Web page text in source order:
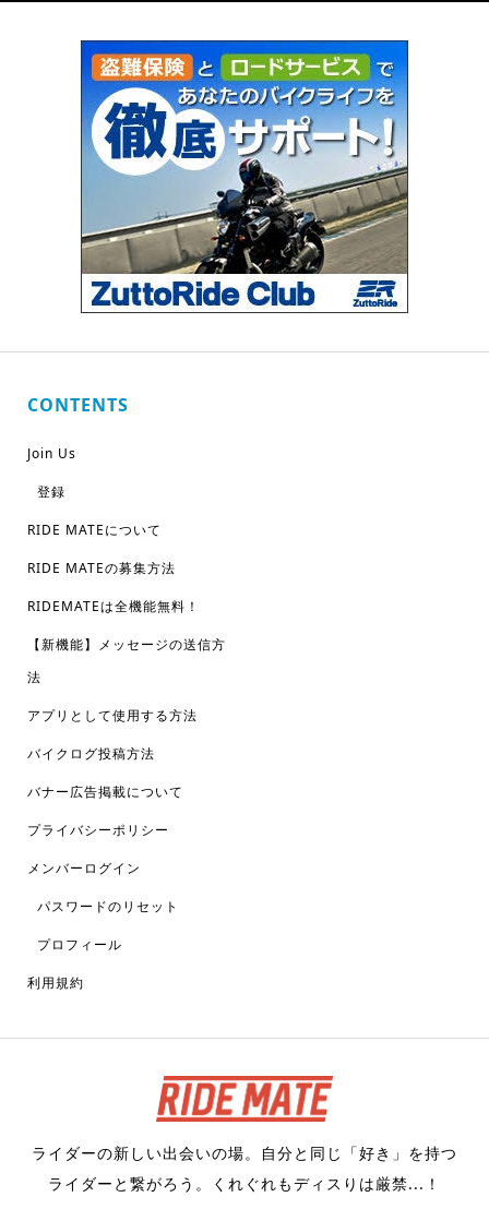
CONTENTS
Join Us
登録
RIDE MATEについて
RIDE MATEの募集方法
RIDEMATEは全機能無料！
【新機能】メッセージの送信方
法
アプリとして使用する方法
バイクログ投稿方法
バナー広告掲載について
プライバシーポリシー
メンバーログイン
パスワードのリセット
プロフィール
利用規約
ライダーの新しい出会いの場。自分と同じ「好き」を持つ
ライダーと繋がろう。くれぐれもディスりは厳禁...！